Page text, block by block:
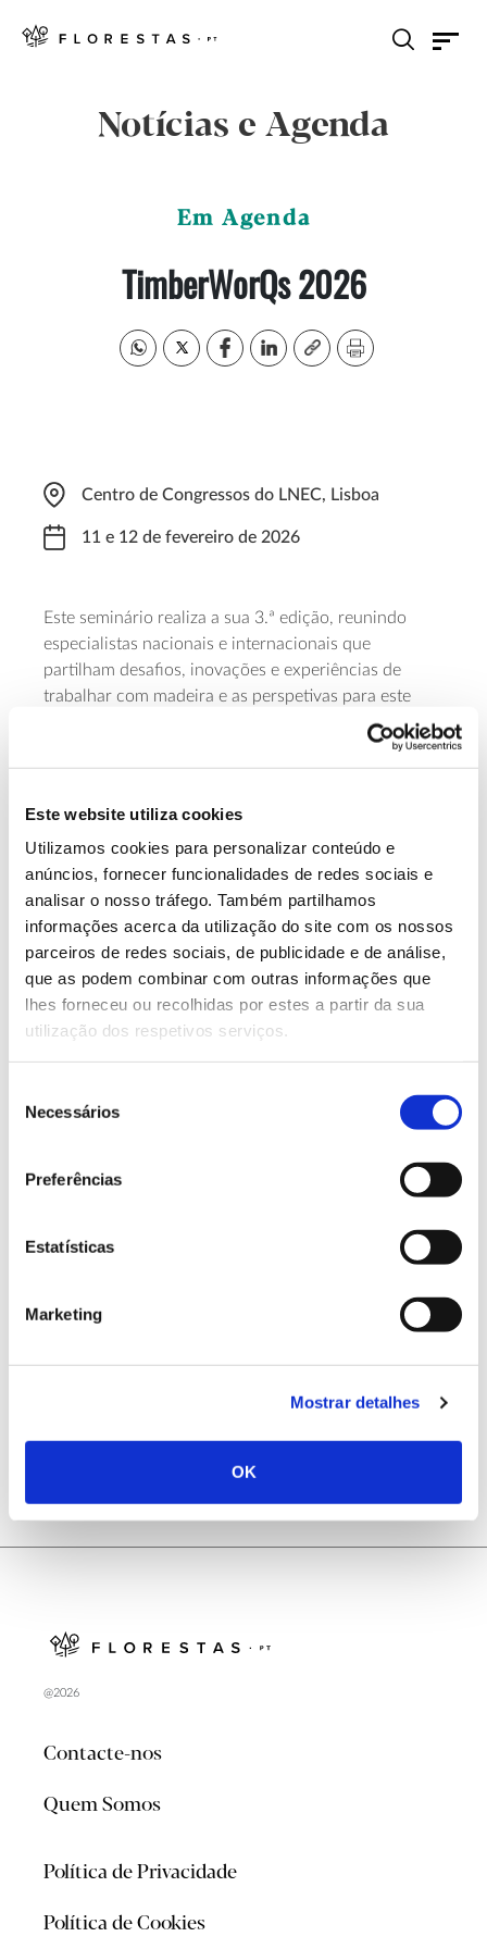
Este website utiliza cookies
Utilizamos cookies para personalizar conteúdo e
anúncios, fornecer funcionalidades de redes sociais e
analisar o nosso tráfego. Também partilhamos
informações acerca da utilização do site com os nossos
parceiros de redes sociais, de publicidade e de análise,
que as podem combinar com outras informações que
lhes forneceu ou recolhidas por estes a partir da sua
utilização dos respetivos serviços.
Necessários
Preferências
Estatísticas
Marketing
Mostrar detalhes
OK
Notícias e Agenda
Em Agenda
TimberWorQs 2026
Centro de Congressos do LNEC, Lisboa
11 e 12 de fevereiro de 2026
Este seminário realiza a sua 3.ª edição, reunindo
especialistas nacionais e internacionais que
partilham desafios, inovações e experiências de
trabalhar com madeira e as perspetivas para este
sector. É organizado pelo SerQ – Centro de Inovação
e Competências da Floresta, LNEC – Laboratório
Nacional de Engenharia Civil e Universidade de
Saber mais
13.07.2026
Genoma do priolo e de outras espécies em risco:
conhecer para conservar
02.07.2026
Registar galhas de Trichi em acácia-das-espigas:
cidadãos chamados a ajudar
no verão 2026
@2026
Contacte-nos
Quem Somos
Política de Privacidade
Política de Cookies